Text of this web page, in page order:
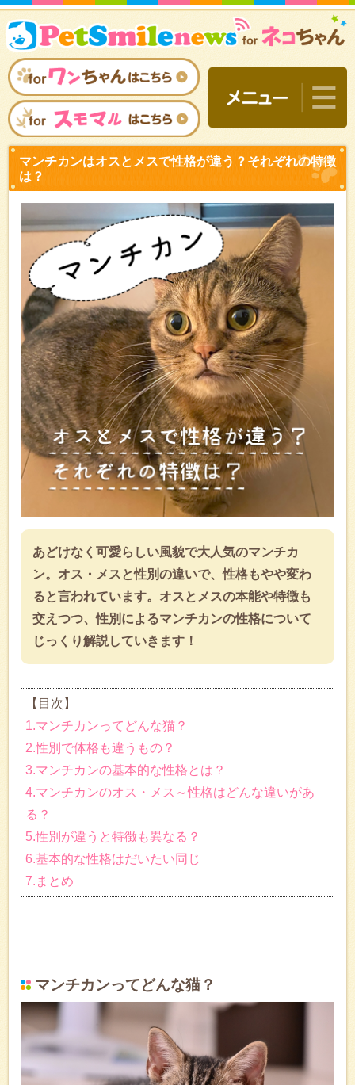
マンチカンはオスとメスで
は？
あどけなく可愛らしい風貌で大人気のマンチカ
ン。オス・メスと性別の違いで、性格もやや変わ
ると言われています。オスとメスの本能や特徴も
交えつつ、性別によるマンチカンの性格について
じっくり解説していきます！
【目次】
1.マンチカンってどんな猫？
2.性別で体格も違うもの？
3.マンチカンの基本的な性格とは？
4.マンチカンのオス・メス～性格はどんな違いがあ
る？
5.性別が違うと特徴も異なる？
6.基本的な性格はだいたい同じ
7.まとめ
マンチカンってどんな猫？